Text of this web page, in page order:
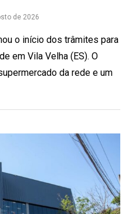
de 2026
o início dos trâmites para
em Vila Velha (ES). O
da rede e um